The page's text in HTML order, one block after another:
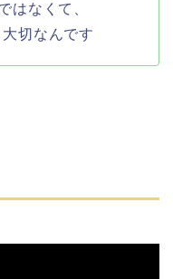
はなくて、
大切なんです